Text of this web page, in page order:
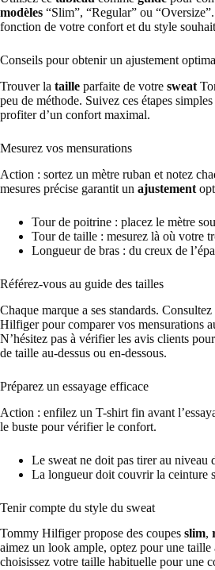
modèles “Slim”, “Regular” ou
fonction de votre confort et du style
Conseils pour obtenir un ajustement
Trouver la taille parfaite de votre sweat
peu de méthode. Suivez ces étapes
profiter d’un confort maximal.
Mesurez vos mensurations
Action : sortez un mètre ruban et notez
mesures précise garantit un ajustement
Tour de poitrine : placez le mètre
Tour de taille : mesurez là où votre
Longueur de bras : du creux de
Référez-vous au guide des tailles
Chaque marque a ses standards.
Hilfiger pour comparer vos mensurations
N’hésitez pas à vérifier les avis clients
de taille au-dessus ou en-dessous.
Préparez un essayage efficace
Action : enfilez un T-shirt fin avant
le buste pour vérifier le confort.
Le sweat ne doit pas tirer au niveau
La longueur doit couvrir la ceinture
Tenir compte du style du sweat
Tommy Hilfiger propose des coupes slim,
aimez un look ample, optez pour une taille
choisissez votre taille habituelle pour une